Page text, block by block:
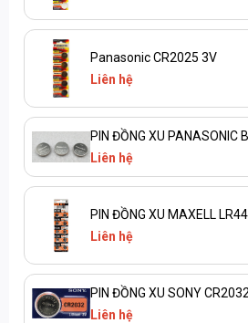
Panasonic CR2025 3V
Liên hệ
PIN ĐỒNG XU PANASONIC
Liên hệ
PIN ĐỒNG XU
Liên hệ
PIN ĐỒNG XU SONY
Liên hệ